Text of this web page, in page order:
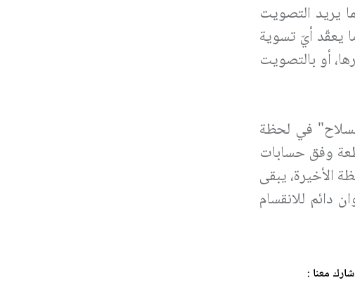
يريد التصويت
يعقّد أيّ تسوية
أو بالتصويت
في لحظة
وفق حسابات
الأخيرة، يبقى
دائم للانقسام
شارك معنا :